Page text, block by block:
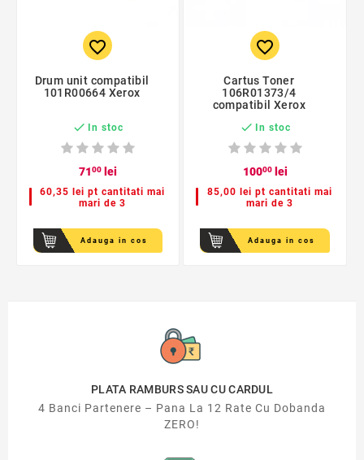
favorite_border
Drum unit compatibil
101R00664 Xerox
 In stoc
7100lei
60,35 lei pt cantitati mai
mari de 3
Adauga in cos
favorite_border
Cartus Toner
106R01373/4
compatibil Xerox
 In stoc
10000lei
85,00 lei pt cantitati mai
mari de 3
Adauga in cos
PLATA RAMBURS SAU CU CARDUL
4 Banci Partenere – Pana La 12 Rate Cu Dobanda
ZERO!